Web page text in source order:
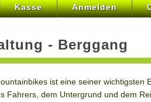
Kasse Anmelden
- Berggang
ist eine seiner wichtigsten
Fahrers, dem Untergrund und dem